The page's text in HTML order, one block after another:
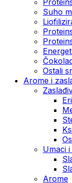
Suho
Ostali
Arome i
Umaci
Arome